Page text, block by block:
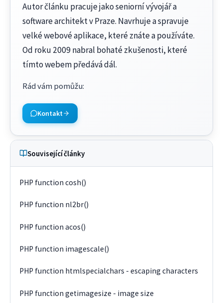
Autor článku pracuje jako seniorní vývojář a
software architekt v Praze. Navrhuje a spravuje
velké webové aplikace, které znáte a používáte.
Od roku 2009 nabral bohaté zkušenosti, které
tímto webem předává dál.
Rád vám pomůžu:
Kontakt
Související články
PHP function cosh()
PHP function nl2br()
PHP function acos()
PHP function imagescale()
PHP function htmlspecialchars - escaping characters
PHP function getimagesize - image size